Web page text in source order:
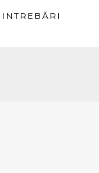
INTREBĂRI